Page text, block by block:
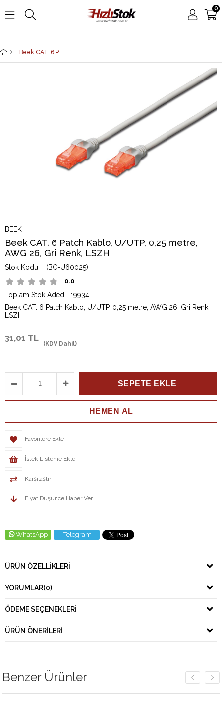
0
Beek CAT. 6 Patch Kablo, U/UTP, 0,25 metre, AWG 26, Gri Renk, LSZH
BEEK
Beek CAT. 6 Patch Kablo, U/UTP, 0,25 metre,
AWG 26, Gri Renk, LSZH
(BC-U60025)
0.0
Toplam Stok Adedi : 19934
Beek CAT. 6 Patch Kablo, U/UTP, 0,25 metre, AWG 26, Gri Renk,
LSZH
31,01 TL
(KDV Dahil)
Favorilere Ekle
İstek Listeme Ekle
Karşılaştır
Fiyat Düşünce Haber Ver
WhatsApp Telegram
ÜRÜN ÖZELLIKLERI
YORUMLAR(0)
ÖDEME SEÇENEKLERI
ÜRÜN ÖNERILERI
Benzer Ürünler